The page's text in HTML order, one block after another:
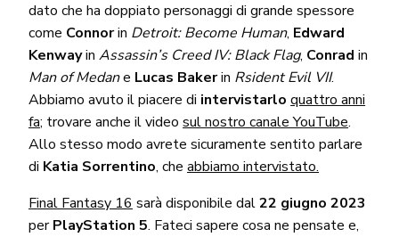
dato che ha doppiato personaggi di grande spessore
come Connorin Detroit: Become Human, Edward
Kenwayin Assassin’s Creed IV: Black Flag, Conrad in
Man of Medane Lucas Bakerin Rsident Evil VII.
Abbiamo avuto il piacere di intervistarlo quattro anni
fa; trovare anche il videosul nostro canale YouTube.
Allo stesso modo avrete sicuramente sentito parlare
di Katia Sorrentino, cheabbiamo intervistato.
Final Fantasy 16 sarà disponibile dal22 giugno 2023
perPlayStation 5. Fateci sapere cosa ne pensate e,